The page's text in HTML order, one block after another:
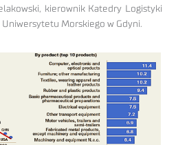
kierownik Katedry Logistyki
Morskiego w Gdyni.